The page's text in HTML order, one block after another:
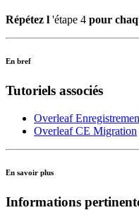
Répétez l 'étape 4 pour
En bref
Tutoriels associés
Overleaf
Overleaf CE Migration
En savoir plus
Informations